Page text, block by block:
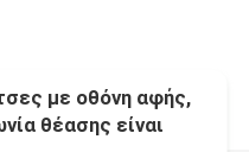
με οθόνη αφής,
θέασης είναι